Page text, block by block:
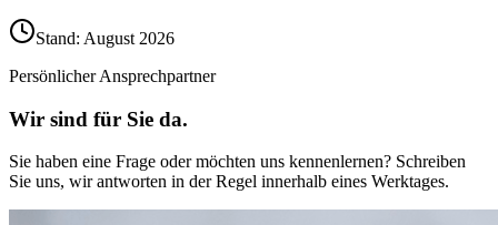
Stand: August 2026
Persönlicher Ansprechpartner
Wir sind für Sie da.
Sie haben eine Frage oder möchten uns kennenlernen? Schreiben
Sie uns, wir antworten in der Regel innerhalb eines Werktages.